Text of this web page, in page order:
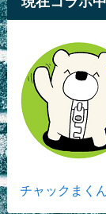
チャックまく